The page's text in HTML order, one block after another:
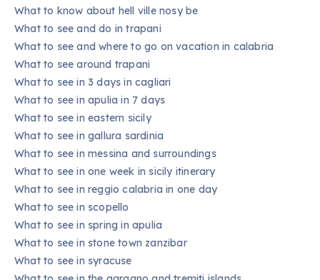
What to know about hell ville nosy be
What to see and do in trapani
What to see and where to go on vacation in calabria
What to see around trapani
What to see in 3 days in cagliari
What to see in apulia in 7 days
What to see in eastern sicily
What to see in gallura sardinia
What to see in messina and surroundings
What to see in one week in sicily itinerary
What to see in reggio calabria in one day
What to see in scopello
What to see in spring in apulia
What to see in stone town zanzibar
What to see in syracuse